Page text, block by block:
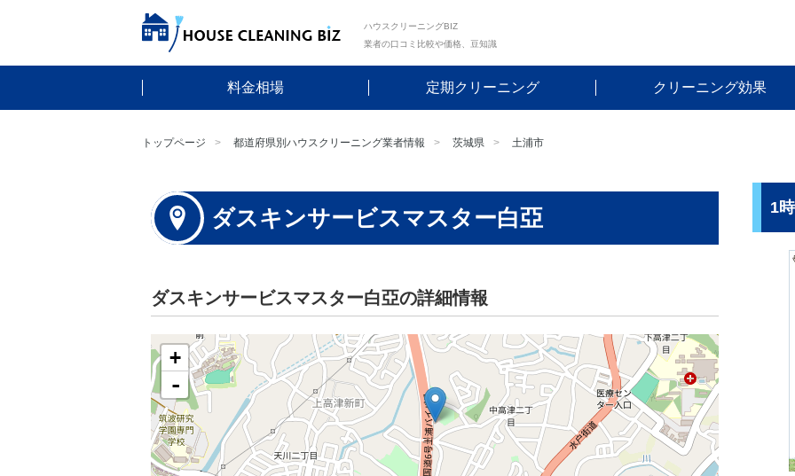
ハウスクリーニングBIZ
業者の口コミ比較や価格、豆知識
料金相場 定期クリーニング クリーニング効果
トップページ 都道府県別ハウスクリーニング業者情報 茨城県 土浦市
ダスキンサービスマスター白亞
ダスキンサービスマスター白亞の詳細情報
+
-
1